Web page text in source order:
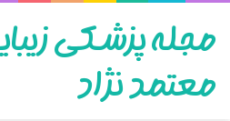
مجله پزشکی
معتمد نژاد